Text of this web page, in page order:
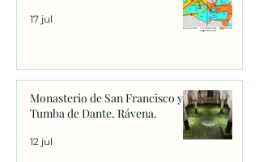
17 jul
Monasterio de San Francisco y
Tumba de Dante. Rávena.
12 jul